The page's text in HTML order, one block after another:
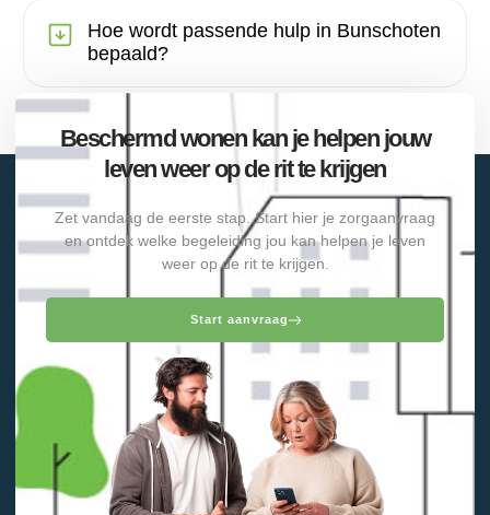
Hoe wordt passende hulp in Bunschoten
bepaald?
Beschermd wonen kan je helpen jouw
leven weer op de rit te krijgen
Zet vandaag de eerste stap. Start hier je zorgaanvraag
en ontdek welke begeleiding jou kan helpen je leven
weer op de rit te krijgen.
Start aanvraag